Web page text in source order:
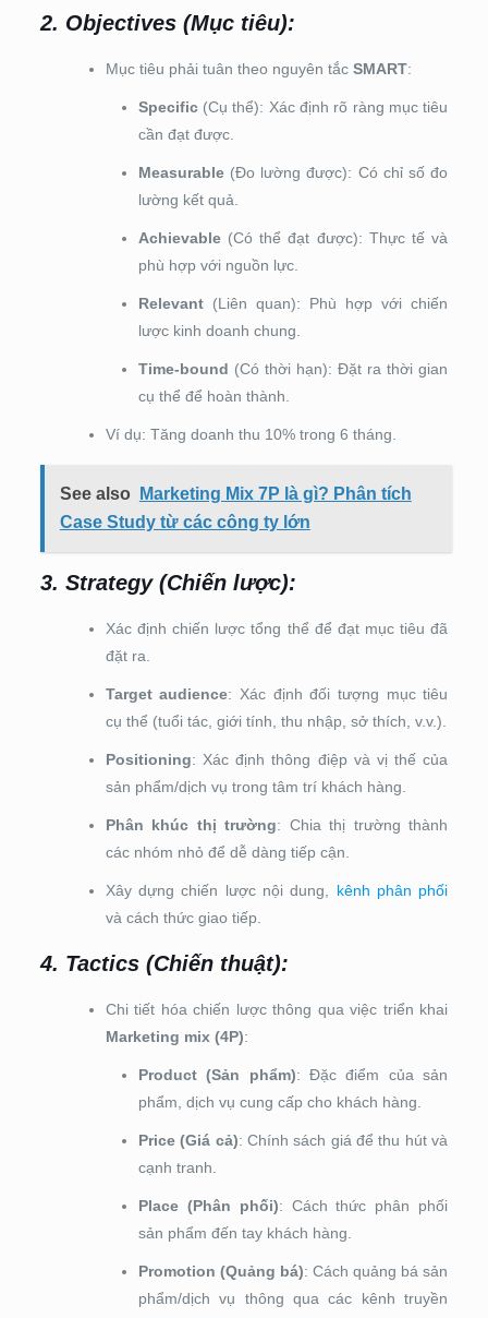
2. Objectives (Mục tiêu):
Mục tiêu phải tuân theo nguyên tắc SMART:
Specific(Cụ thể): Xác định rõ ràng mục tiêu
cần đạt được.
Measurable(Đo lường được): Có chỉ số đo
lường kết quả.
Achievable(Có thể đạt được): Thực tế và
phù hợp với nguồn lực.
Relevant(Liên quan): Phù hợp với chiến
lược kinh doanh chung.
Time-bound (Có thời hạn): Đặt ra thời gian
cụ thể để hoàn thành.
Ví dụ: Tăng doanh thu 10% trong 6 tháng.
See also
Marketing Mix 7P là gì? Phân tích
Case Study từ các công ty lớn
3. Strategy (Chiến lược):
Xác định chiến lược tổng thể để đạt mục tiêu đã
đặt ra.
Target audience: Xác định đối tượng mục tiêu
cụ thể (tuổi tác, giới tính, thu nhập, sở thích, v.v.).
Positioning: Xác định thông điệp và vị thế của
sản phẩm/dịch vụ trong tâm trí khách hàng.
Phân khúc thị trường: Chia thị trường thành
các nhóm nhỏ để dễ dàng tiếp cận.
Xây dựng chiến lược nội dung, kênh phân phối
và cách thức giao tiếp.
4. Tactics (Chiến thuật):
Chi tiết hóa chiến lược thông qua việc triển khai
Marketing mix (4P):
Product (Sản phẩm): Đặc điểm của sản
phẩm, dịch vụ cung cấp cho khách hàng.
Price (Giá cả): Chính sách giá để thu hút và
cạnh tranh.
Place (Phân phối): Cách thức phân phối
sản phẩm đến tay khách hàng.
Promotion (Quảng bá): Cách quảng bá sản
phẩm/dịch vụ thông qua các kênh truyền